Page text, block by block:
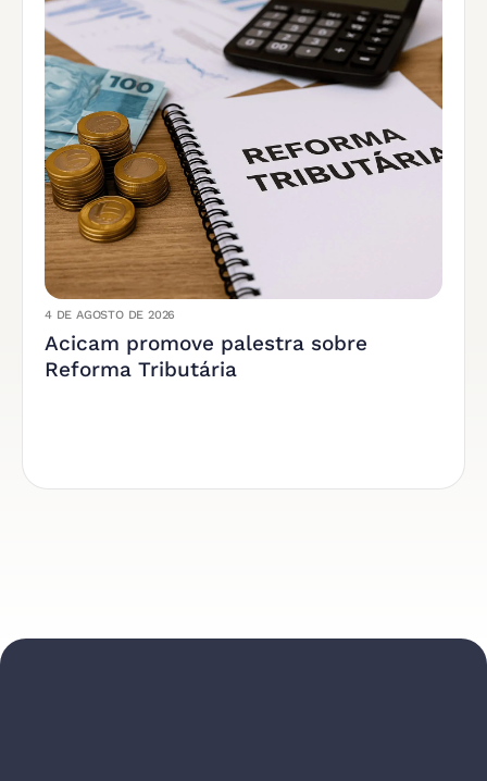
4 DE AGOSTO DE 2026
Acicam promove palestra sobre
Reforma Tributária